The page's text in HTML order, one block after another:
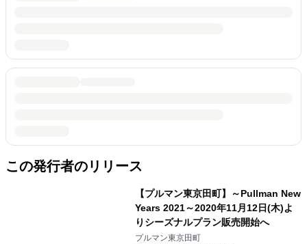
この発行者のリリース
【プルマン東京田町】～Pullman New
Years 2021～2020年11月12日(木)よ
りシーズナルプラン販売開始へ
プルマン東京田町